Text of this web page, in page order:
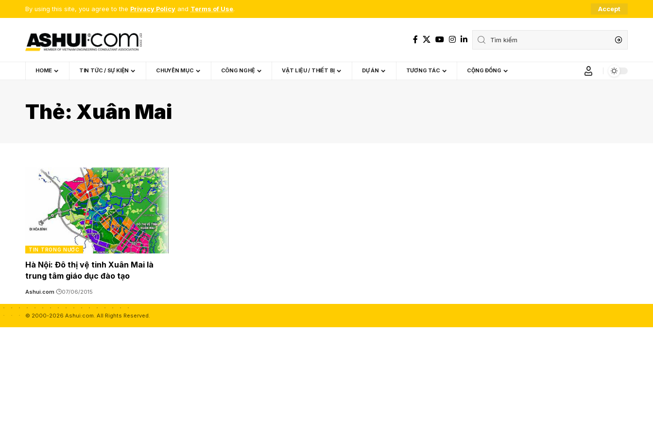
By using this site, you agree to the Privacy Policy and Terms of Use. Accept
HOME TIN TỨC / SỰ KIỆN CHUYÊN MỤC CÔNG NGHỆ VẬT LIỆU / THIẾT BỊ DỰ ÁN TƯƠNG TÁC CỘNG ĐỒNG
Thẻ: Xuân Mai
TIN TRONG NƯỚC
Hà Nội: Đô thị vệ tinh Xuân Mai là
trung tâm giáo dục đào tạo
Ashui.com 07/06/2015
© 2000-2026 Ashui.com. All Rights Reserved.